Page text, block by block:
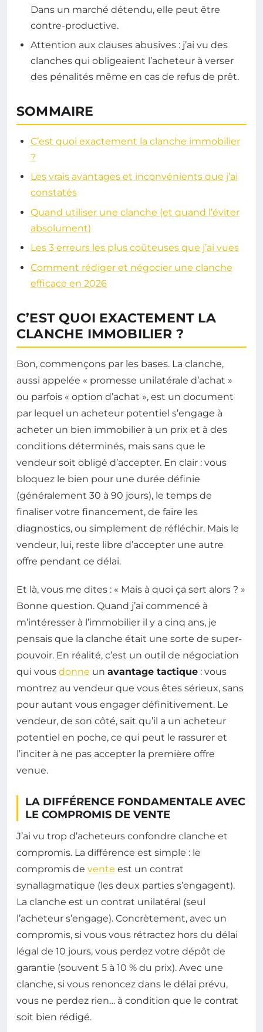
Dans un marché détendu, elle peut être
contre-productive.
Attention aux clauses abusives : j’ai vu des
clanches qui obligeaient l’acheteur à verser
des pénalités même en cas de refus de prêt.
SOMMAIRE
C’est quoi exactement la clanche immobilier
?
Les vrais avantages et inconvénients que j’ai
constatés
Quand utiliser une clanche (et quand l’éviter
absolument)
Les 3 erreurs les plus coûteuses que j’ai vues
Comment rédiger et négocier une clanche
efficace en 2026
C’EST QUOI EXACTEMENT LA
CLANCHE IMMOBILIER ?
Bon, commençons par les bases. La clanche,
aussi appelée « promesse unilatérale d’achat »
ou parfois « option d’achat », est un document
par lequel un acheteur potentiel s’engage à
acheter un bien immobilier à un prix et à des
conditions déterminés, mais sans que le
vendeur soit obligé d’accepter. En clair : vous
bloquez le bien pour une durée définie
(généralement 30 à 90 jours), le temps de
finaliser votre financement, de faire les
diagnostics, ou simplement de réfléchir. Mais le
vendeur, lui, reste libre d’accepter une autre
offre pendant ce délai.
Et là, vous me dites : « Mais à quoi ça sert alors ? »
Bonne question. Quand j’ai commencé à
m’intéresser à l’immobilier il y a cinq ans, je
pensais que la clanche était une sorte de super-
pouvoir. En réalité, c’est un outil de négociation
qui vous donne un avantage tactique : vous
montrez au vendeur que vous êtes sérieux, sans
pour autant vous engager définitivement. Le
vendeur, de son côté, sait qu’il a un acheteur
potentiel en poche, ce qui peut le rassurer et
l’inciter à ne pas accepter la première offre
venue.
LA DIFFÉRENCE FONDAMENTALE AVEC
LE COMPROMIS DE VENTE
J’ai vu trop d’acheteurs confondre clanche et
compromis. La différence est simple : le
compromis de vente est un contrat
synallagmatique (les deux parties s’engagent).
La clanche est un contrat unilatéral (seul
l’acheteur s’engage). Concrètement, avec un
compromis, si vous vous rétractez hors du délai
légal de 10 jours, vous perdez votre dépôt de
garantie (souvent 5 à 10 % du prix). Avec une
clanche, si vous renoncez dans le délai prévu,
vous ne perdez rien… à condition que le contrat
soit bien rédigé.